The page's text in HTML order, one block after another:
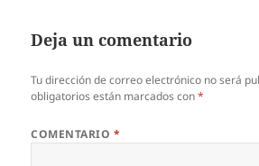
Deja un comentario
Tu dirección de correo electrónico no será
obligatorios están marcados con*
COMENTARIO *